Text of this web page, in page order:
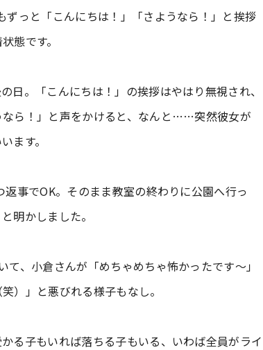
っと「こんにちは！」「さようなら！」と挨拶
態です。
日。「こんにちは！」の挨拶はやはり無視され、
なら！」と声をかけると、なんと……突然彼女が
ます。
事でOK。そのまま教室の終わりに公園へ行っ
明かしました。
、小倉さんが「めちゃめちゃ怖かったです～」
）」と悪びれる様子もなし。
る子もいれば落ちる子もいる、いわば全員がライ